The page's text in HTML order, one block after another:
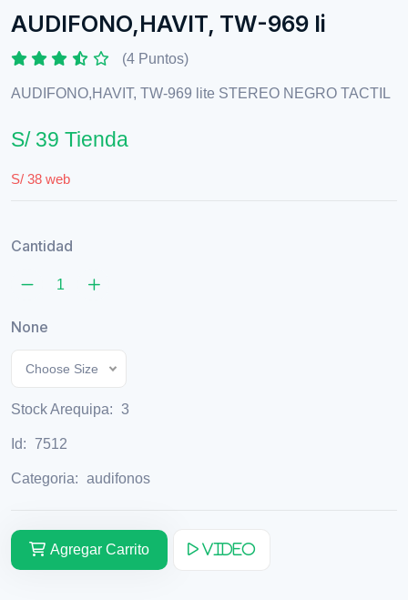
AUDIFONO,HAVIT, TW-969 li
(4 Puntos)
AUDIFONO,HAVIT, TW-969 lite STEREO NEGRO TACTIL
S/ 39 Tienda
S/ 38 web
Cantidad
None
Choose Size
Stock Arequipa: 3
Id: 7512
Categoria: audifonos
Agregar Carrito Video